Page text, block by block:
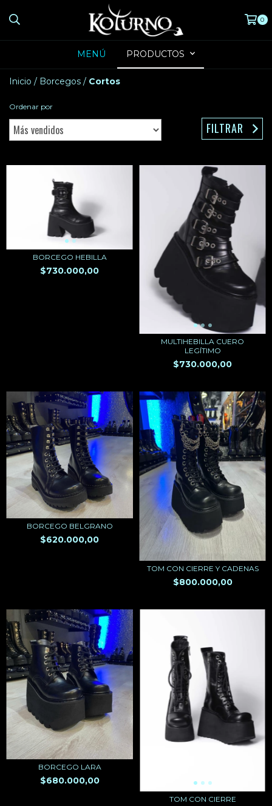
0
MENÚ PRODUCTOS
Inicio / Borcegos / Cortos
Ordenar por
FILTRAR
BORCEGO HEBILLA
$730.000,00
MULTIHEBILLA CUERO
LEGÍTIMO
$730.000,00
BORCEGO BELGRANO
$620.000,00
TOM CON CIERRE Y CADENAS
$800.000,00
BORCEGO LARA
$680.000,00
TOM CON CIERRE